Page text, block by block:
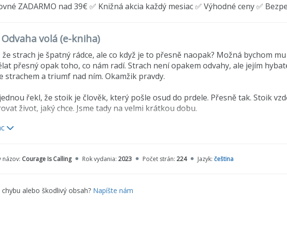
ZADARMO nad 39€ ✅ Knižná akcia každý mesiac ✅ Výhodné ceny ✅
Odvaha volá (e-kniha)
že strach je špatný rádce, ale co když je to přesně naopak? Možná bychom
přesný opak toho, co nám radí. Strach není opakem odvahy, ale jejím
strachem a triumf nad ním. Okamžik pravdy.
řekl, že stoik je člověk, který pošle osud do prdele. Přesně tak. Stoik
život, jaký chce. Jsme tady na velmi krátkou dobu.
časem naložíte? Jako zbabělec? Jaké šance necháváte nevyužité?
ukážete světu?“
názov: Courage Is Calling Rok vydania: 2023 Počet strán: 224 Jazyk: čeština
alebo škodlivý obsah? Napíšte nám